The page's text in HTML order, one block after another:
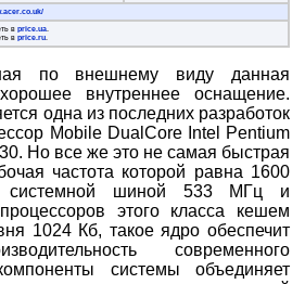
вprice.ua.
вprice.ru.
по внешнему виду данная
внутреннее оснащение.
одна из последних разработок
Mobile DualCore Intel Pentium
Но все же это не самая быстрая
частота которой равна 1600
шиной 533 МГц и
этого класса кешем
1024 Кб, такое ядро обеспечит
современного
системы объединяет